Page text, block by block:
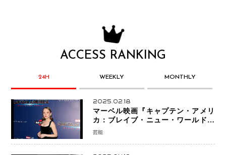
ACCESS RANKING
24H WEEKLY MONTHLY
2025.02.18
マーベル映画『キャプテン・アメリ
カ：ブレイブ・ニュー・ワールド』
新ブラック・ウィドウ役のシラ・ハー
芸能